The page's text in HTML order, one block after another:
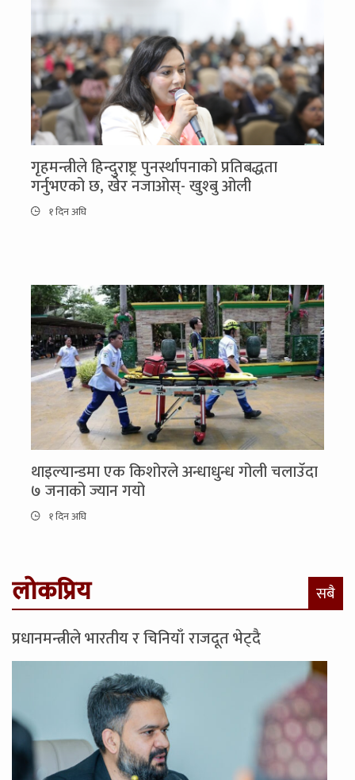
गृहमन्त्रीले हिन्दुराष्ट्र पुनर्स्थापनाको प्रतिबद्धता
गर्नुभएको छ, खेर नजाओस्- खुश्बु ओली
१ दिन अघि
थाइल्यान्डमा एक किशोरले अन्धाधुन्ध गोली चलाउँदा
७ जनाको ज्यान गयो
१ दिन अघि
लोकप्रिय सबै
प्रधानमन्त्रीले भारतीय र चिनियाँ राजदूत भेट्दै